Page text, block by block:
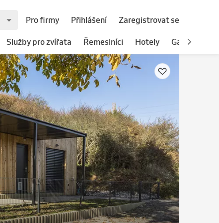
Pro firmy Přihlášení Zaregistrovat se
Služby pro zvířata Řemeslníci Hotely Gastronomie